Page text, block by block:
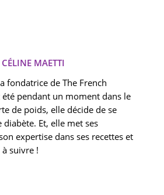
CÉLINE MAETTI
fondatrice de The French
pendant un moment dans le
de poids, elle décide de se
diabète. Et, elle met ses
expertise dans ses recettes et
suivre !